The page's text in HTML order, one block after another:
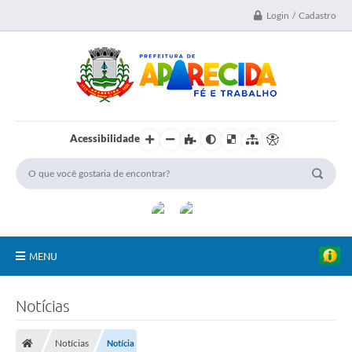
Login / Cadastro
Acessibilidade
MENU
Notícias
Notícias Notícia